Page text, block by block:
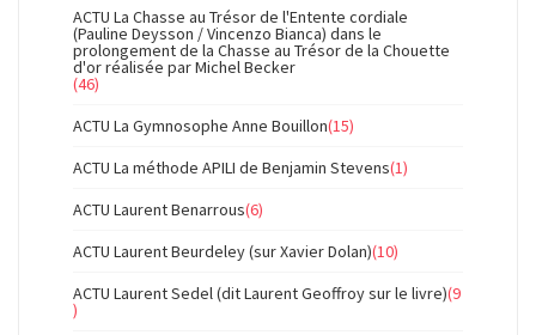
ACTU La Chasse au Trésor de l'Entente cordiale
(Pauline Deysson / Vincenzo Bianca) dans le
prolongement de la Chasse au Trésor de la Chouette
d'or réalisée par Michel Becker
(46)
ACTU La Gymnosophe Anne Bouillon(15)
ACTU La méthode APILI de Benjamin Stevens(1)
ACTU Laurent Benarrous(6)
ACTU Laurent Beurdeley (sur Xavier Dolan)(10)
ACTU Laurent Sedel (dit Laurent Geoffroy sur le livre)(9
)